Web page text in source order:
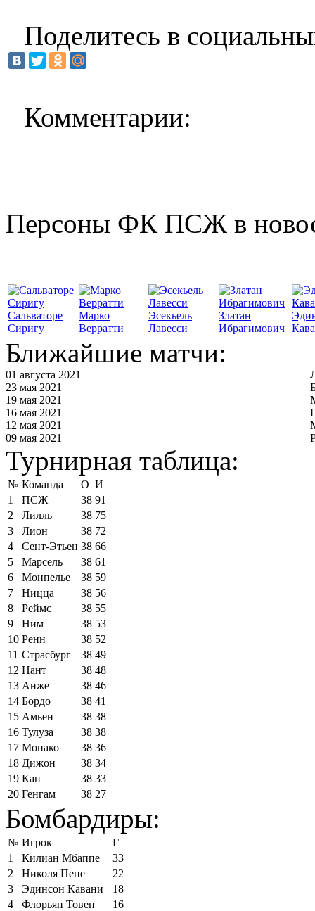
Поделитесь в
Комментарии:
Персоны ФК ПСЖ в
Сальваторе
Сиригу
Марко
Верратти
Эсекьель
Лавесси
Златан
Ибрагимович
Ближайшие матчи:
01 августа 2021
23 мая 2021
19 мая 2021
16 мая 2021
12 мая 2021
09 мая 2021
Турнирная таблица:
№ Команда О И
1
ПСЖ 38 91
2
Лилль 38 75
3
Лион 38 72
4
Сент-Этьен 38 66
5
Марсель 38 61
6
Монпелье 38 59
7
Ницца 38 56
8
Реймс 38 55
9
Ним 38 53
10 Ренн 38 52
11 Страсбург 38 49
12 Нант 38 48
13 Анже 38 46
14 Бордо 38 41
15 Амьен 38 38
16 Тулуза 38 38
17 Монако 38 36
18 Дижон 38 34
19 Кан 38 33
20 Генгам 38 27
Бомбардиры:
№ Игрок
Г
1
Килиан Мбаппе
33
2
Николя Пепе
22
3
Эдинсон Кавани
18
4
Флорьян Товен
16